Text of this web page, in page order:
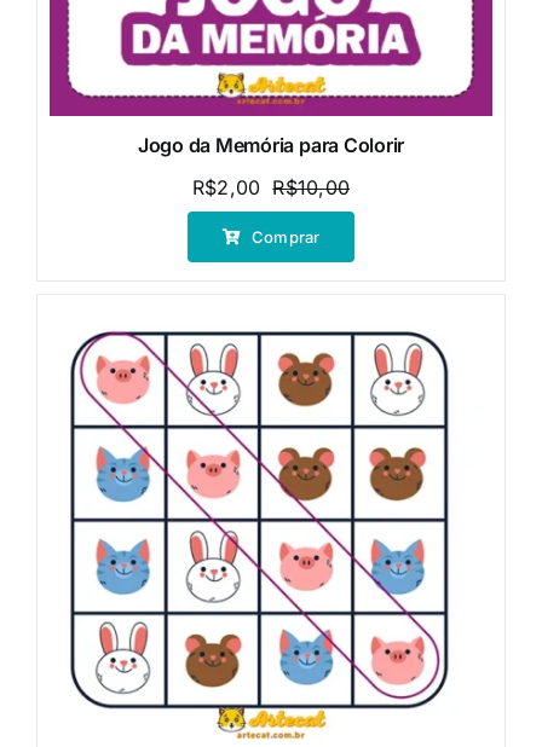
Jogo da Memória para Colorir
R$10,00O
preço
era:
R$2,00
O
preço
é:
Comprar